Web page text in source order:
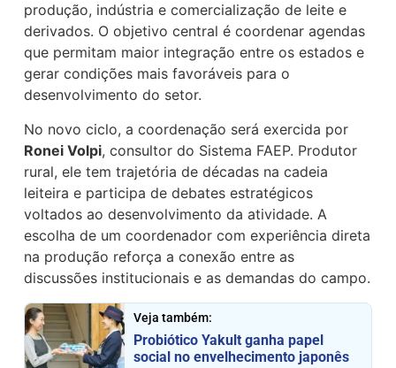
produção, indústria e comercialização de leite e
derivados. O objetivo central é coordenar agendas
que permitam maior integração entre os estados e
gerar condições mais favoráveis para o
desenvolvimento do setor.
No novo ciclo, a coordenação será exercida por
Ronei Volpi, consultor do Sistema FAEP. Produtor
rural, ele tem trajetória de décadas na cadeia
leiteira e participa de debates estratégicos
voltados ao desenvolvimento da atividade. A
escolha de um coordenador com experiência direta
na produção reforça a conexão entre as
discussões institucionais e as demandas do campo.
Veja também:
Probiótico Yakult ganha papel
social no envelhecimento japonês